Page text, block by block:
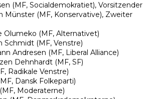
(MF, Socialdemokratiet), Vorsitzender
Münster (MF, Konservative), Zweiter
Olumeko (MF, Alternativet)
Schmidt (MF, Venstre)
Andresen (MF, Liberal Alliance)
Dehnhardt (MF, SF)
Radikale Venstre)
Dansk Folkeparti)
Moderaterne)